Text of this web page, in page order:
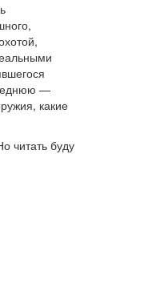
—
какие
читать буду